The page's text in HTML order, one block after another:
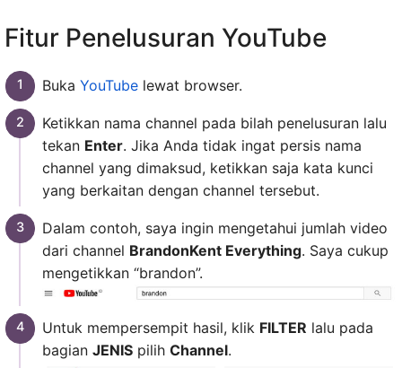
Fitur Penelusuran YouTube
Buka YouTubelewat browser.
Ketikkan nama channel pada bilah penelusuran lalu
tekan Enter. Jika Anda tidak ingat persis nama
channel yang dimaksud, ketikkan saja kata kunci
yang berkaitan dengan channel tersebut.
Dalam contoh, saya ingin mengetahui jumlah video
dari channel BrandonKent Everything. Saya cukup
mengetikkan “brandon”.
Untuk mempersempit hasil, klik FILTER lalu pada
bagian JENISpilih Channel.